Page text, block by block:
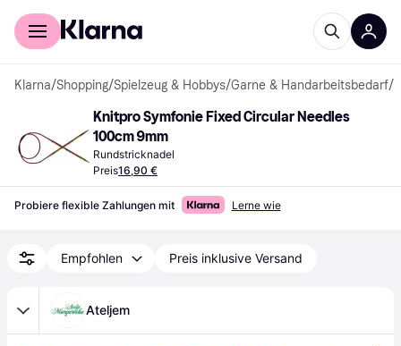
Für Shopper
Klarna/Shopping/Spielzeug & Hobbys/Garne & Handarbeitsbedarf/
Knitpro Symfonie Fixed Circular Needles
100cm 9mm
Rundstricknadel
Preis16,90 €
Probiere flexible Zahlungen mit Lerne wie
Empfohlen Preis inklusive Versand
Ateljem